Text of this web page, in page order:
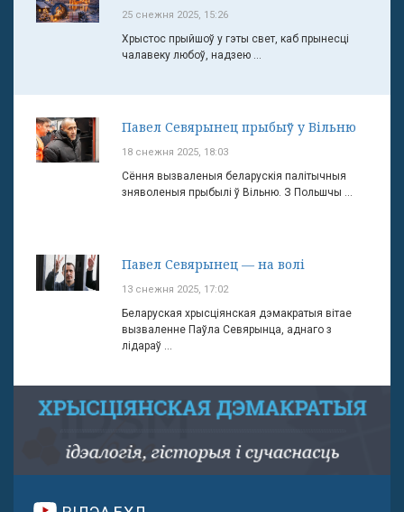
25 снежня 2025, 15:26
Хрыстос прыйшоў у гэты свет, каб прынесці
чалавеку любоў, надзею ...
Павел Севярынец прыбыў у Вільню
18 снежня 2025, 18:03
Сёння вызваленыя беларускія палітычныя
зняволеныя прыбылі ў Вільню. З Польшчы ...
Павел Севярынец — на волі
13 снежня 2025, 17:02
Беларуская хрысціянская дэмакратыя вітае
вызваленне Паўла Севярынца, аднаго з
лідараў ...